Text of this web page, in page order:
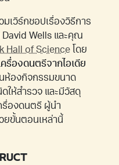
มเวิร์กชอปเรื่องวิธีการ
David Wells และคุณ
Hall of Scienceโดย
ครื่องดนตรีจากไอเดีย
ห้องกิจกรรมขนาด
ให้สำรวจ และมีวัสดุ
รื่องดนตรี ผู้นำ
ยขั้นตอนเหล่านี้